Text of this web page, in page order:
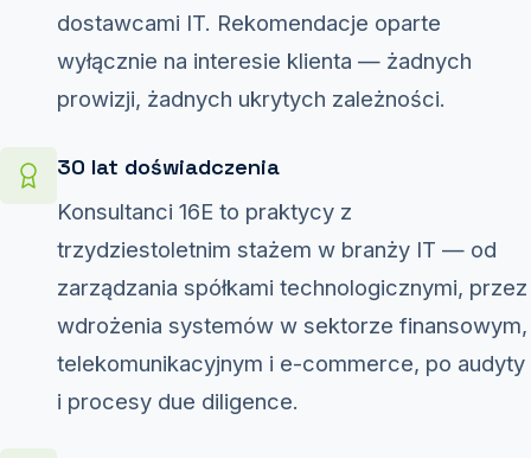
dostawcami IT. Rekomendacje oparte
wyłącznie na interesie klienta — żadnych
prowizji, żadnych ukrytych zależności.
30 lat doświadczenia
Konsultanci 16E to praktycy z
trzydziestoletnim stażem w branży IT — od
zarządzania spółkami technologicznymi, przez
wdrożenia systemów w sektorze finansowym,
telekomunikacyjnym i e-commerce, po audyty
i procesy due diligence.